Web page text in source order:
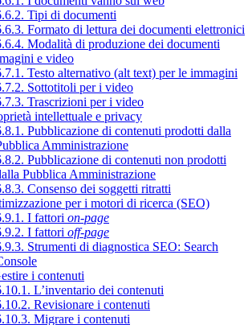
Tipi di documenti
Formato di lettura dei documenti elettronici
Modalità di produzione dei documenti
e video
Testo alternativo (alt text) per le immagini
Sottotitoli per i video
Trascrizioni per i video
intellettuale e privacy
Pubblicazione di contenuti prodotti dalla
Amministrazione
Pubblicazione di contenuti non prodotti
Pubblica Amministrazione
Consenso dei soggetti ritratti
per i motori di ricerca (SEO)
I fattori on-page
I fattori off-page
Strumenti di diagnostica SEO: Search
i contenuti
L’inventario dei contenuti
Revisionare i contenuti
Migrare i contenuti